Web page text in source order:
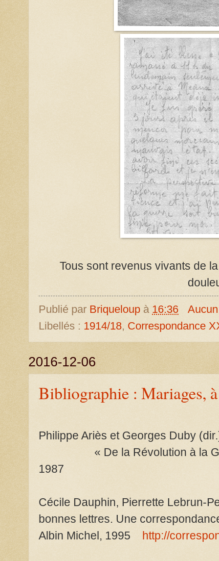
Tous sont revenus vivants de
Publié par Briqueloup à 16:36
Libellés : 1914/18, Correspondance
2016-12-06
Bibliographie : Mariages,
Philippe Ariès et Georges Duby
« De la Révolution à la
1987
Cécile Dauphin, Pierrette Lebrun-
bonnes lettres. Une
Albin Michel, 1995 http://